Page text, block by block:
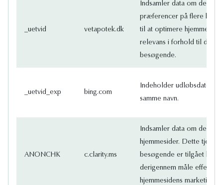
_uetvid vetapotek.dk
Indsamler data om den
præferencer på flere
til at optimere
relevans i forhold til den
besøgende.
_uetvid_exp bing.com
Indeholder udløbsdatoen
samme navn.
ANONCHK c.clarity.ms
Indsamler data om den
hjemmesider. Dette tjener
besøgende er tilgået
derigennem måle
hjemmesidens marketing.